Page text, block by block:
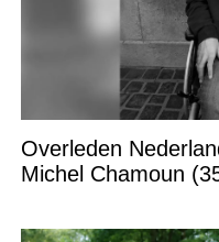
Overleden
Michel Chamoun